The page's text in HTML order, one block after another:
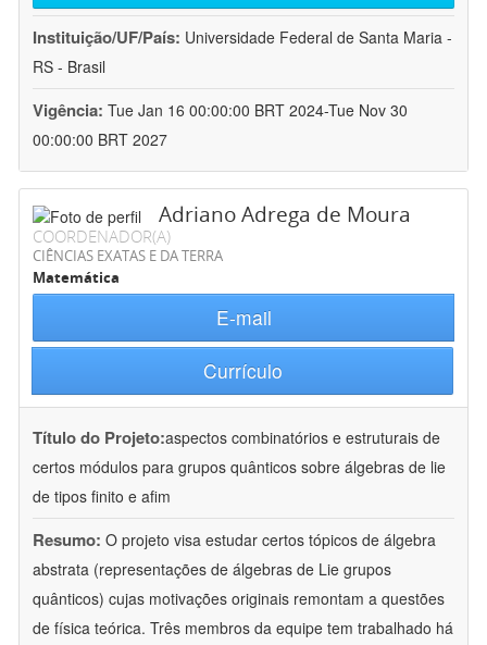
Instituição/UF/País: Universidade Federal de Santa Maria -
RS - Brasil
Vigência: Tue Jan 16 00:00:00 BRT 2024-Tue Nov 30
00:00:00 BRT 2027
Adriano Adrega de Moura
COORDENADOR(A)
CIÊNCIAS EXATAS E DA TERRA
Matemática
E-mail
Currículo
Título do Projeto:aspectos combinatórios e estruturais de
certos módulos para grupos quânticos sobre álgebras de lie
de tipos finito e afim
Resumo: O projeto visa estudar certos tópicos de álgebra
abstrata (representações de álgebras de Lie grupos
quânticos) cujas motivações originais remontam a questões
de física teórica. Três membros da equipe tem trabalhado há